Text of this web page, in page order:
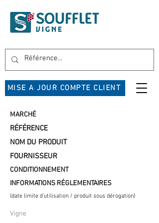
MISE A JOUR COMPTE CLIENT
MARCHÉ
RÉFÉRENCE
NOM DU PRODUIT
FOURNISSEUR
CONDITIONNEMENT
INFORMATIONS RÉGLEMENTAIRES
(date limite d'utilisation / produit sous dérogation)
Vigne